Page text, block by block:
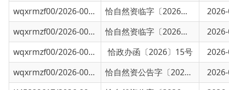
关于乌恰县国有农用地统一发包的批复
恰政办函〔2026〕15号
wqxrmzf00/2026-00061 乌恰县自然资源局国有建设用地使用权挂
恰自然资公告字〔2026〕12号 2026-04-14
K45899617/2026-00711 关于新疆紫金黄金有限公司萨瓦亚尔顿金
恰自然资临字〔2026〕3号 2026-04-09
K45899617/2026-00456 乌恰县自然资源局国有建设用地使用权挂
恰自然资公告字〔2026〕11号
2026-03-17
K45899617/2026-00455
乌恰县自然资源局国有建设用地使用权挂
恰自然资公告字〔2026〕10号 2026-03-17